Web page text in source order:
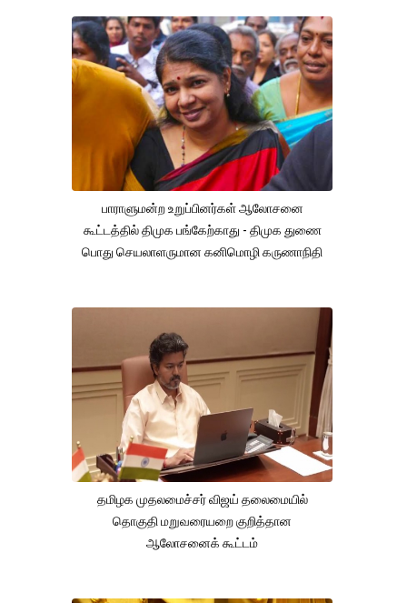
பாராளுமன்ற உறுப்பினர்கள் ஆலோசனை
கூட்டத்தில் திமுக பங்கேற்காது - திமுக துணை
பொது செயலாளருமான கனிமொழி கருணாநிதி
தமிழக முதலமைச்சர் விஜய் தலைமையில்
தொகுதி மறுவரையறை குறித்தான
ஆலோசனைக் கூட்டம்